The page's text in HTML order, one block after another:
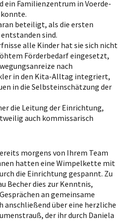
ein Familienzentrum in Voerde-
beteiligt, als die ersten
sind.
alle Kinder hat sie sich nicht
Förderbedarf eingesetzt,
nach
in den Kita-Alltag integriert,
in die Selbsteinschätzung der
die Leitung der Einrichtung,
auch kommissarisch
morgens von Ihrem Team
hatten eine Wimpelkette mit
die Einrichtung gespannt. Zu
Becher dies zur Kenntnis,
an gemeinsame
anschließend über eine herzliche
der ihr durch Daniela